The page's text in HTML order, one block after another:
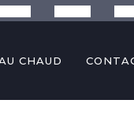
CHAUD